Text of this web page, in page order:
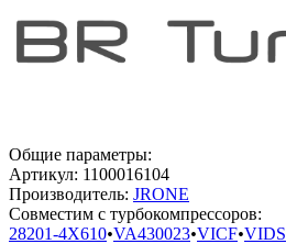
Общие параметры:
Артикул: 1100016104
Производитель: JRONE
Совместим с турбокомпрессоров:
28201-4X610•VA430023•VICF•VIDS